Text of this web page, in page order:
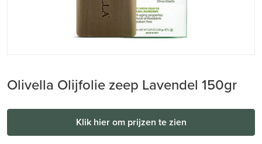
Olivella Olijfolie zeep Lavendel 150gr
Klik hier om prijzen te zien